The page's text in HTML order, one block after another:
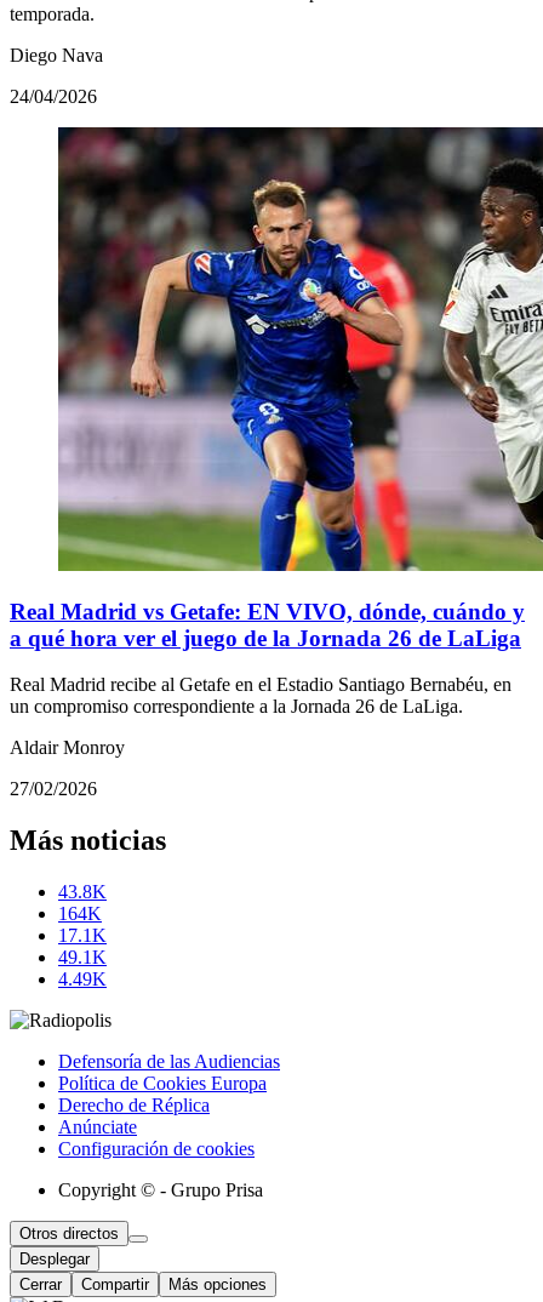
temporada.
Diego Nava
24/04/2026
Real Madrid vs Getafe: EN VIVO, dónde, cuándo y
a qué hora ver el juego de la Jornada 26 de LaLiga
Real Madrid recibe al Getafe en el Estadio Santiago Bernabéu, en
un compromiso correspondiente a la Jornada 26 de LaLiga.
Aldair Monroy
27/02/2026
Más noticias
43.8K
164K
17.1K
49.1K
4.49K
Defensoría de las Audiencias
Política de Cookies Europa
Derecho de Réplica
Anúnciate
Configuración de cookies
Copyright © - Grupo Prisa
Otros directos
Desplegar
Cerrar
Compartir Más opciones